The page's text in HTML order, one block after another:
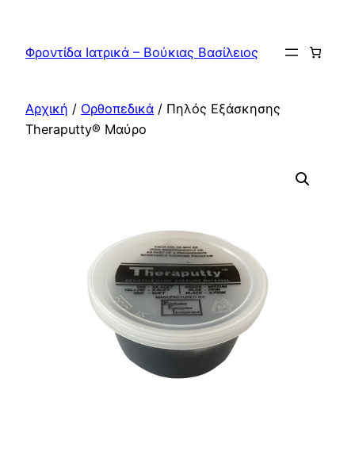
περιεχόμενο
Φροντίδα Ιατρικά – Βούκιας Βασίλειος
Αρχική / Ορθοπεδικά / Πηλός Εξάσκησης
Theraputty® Μαύρο